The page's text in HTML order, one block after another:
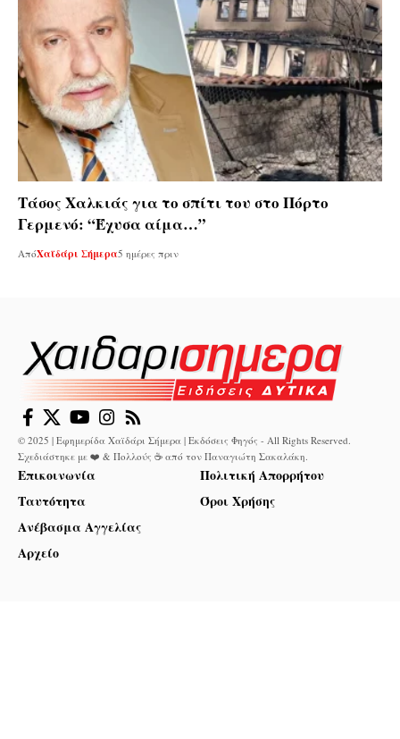
Τάσος Χαλκιάς για το σπίτι του στο Πόρτο
Γερμενό: “Έχυσα αίμα…”
ΑπόΧαϊδάρι Σήμερα5 ημέρες πριν
© 2025 | Εφημερίδα Χαϊδάρι Σήμερα | Εκδόσεις Φηγός - All Rights Reserved.
Σχεδιάστηκε με ❤️ & Πολλούς ☕ από τον Παναγιώτη Σακαλάκη
Επικοινωνία
Ταυτότητα
Ανέβασμα Αγγελίας
Αρχείο
Πολιτική Απορρήτου
Όροι Χρήσης